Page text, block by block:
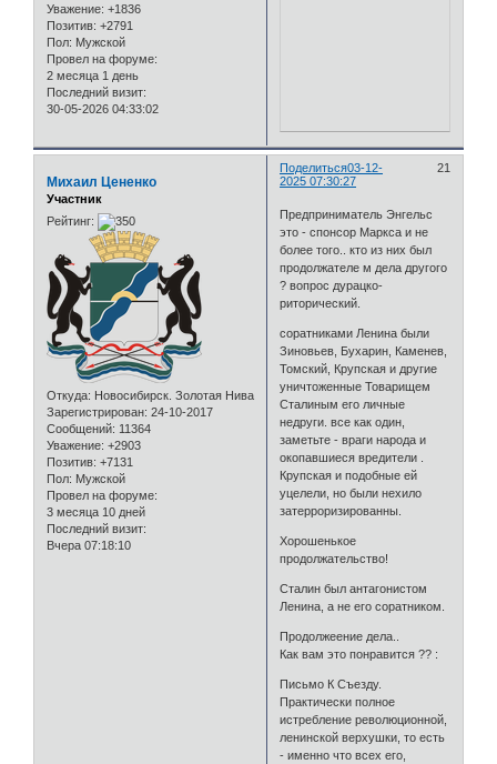
Уважение: +1836
Позитив: +2791
Пол: Мужской
Провел на форуме:
2 месяца 1 день
Последний визит:
30-05-2026 04:33:02
Поделиться 21
03-12-
2025 07:30:27
Михаил Цененко
Участник
Рейтинг:
Откуда: Новосибирск. Золотая Нива
Зарегистрирован: 24-10-2017
Сообщений: 11364
Уважение: +2903
Позитив: +7131
Пол: Мужской
Провел на форуме:
3 месяца 10 дней
Последний визит:
Вчера 07:18:10
Предприниматель Энгельс
это - спонсор Маркса и не
более того.. кто из них был
продолжателе м дела другого
? вопрос дурацко-
риторический.
соратниками Ленина были
Зиновьев, Бухарин, Каменев,
Томский, Крупская и другие
уничтоженные Товарищем
Сталиным его личные
недруги. все как один,
заметьте - враги народа и
окопавшиеся вредители .
Крупская и подобные ей
уцелели, но были нехило
затерроризированны.
Хорошенькое
продолжательство!
Сталин был антагонистом
Ленина, а не его соратником.
Продолжеение дела..
Как вам это понравится ?? :
Письмо К Съезду.
Практически полное
истребление революционной,
ленинской верхушки, то есть
- именно что всех его,